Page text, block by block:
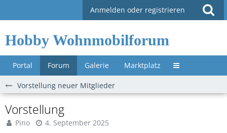
Anmelden oder registrieren
Hobby Wohnmobilforum
Portal Forum Galerie Marktplatz Untermenü »
Vorstellung neuer Mitglieder
Vorstellung
Pino 4. September 2025